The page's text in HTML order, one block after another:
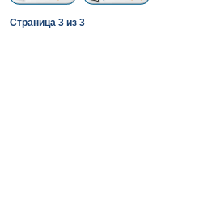
Страница 3 из 3